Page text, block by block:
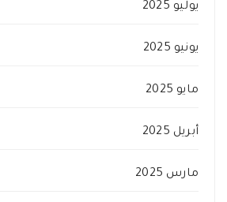
يوليو 2025
يونيو 2025
مايو 2025
أبريل 2025
مارس 2025